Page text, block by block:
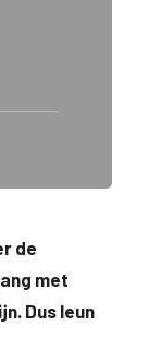
de
met
Dus leun